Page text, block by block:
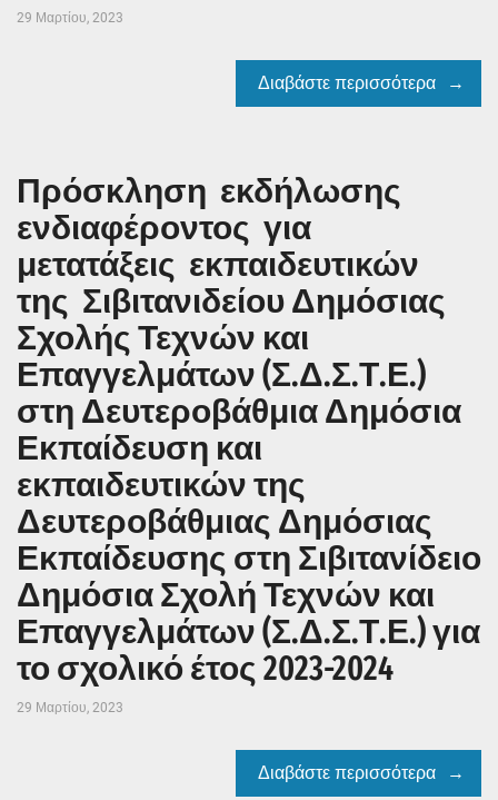
29 Μαρτίου, 2023
Διαβάστε περισσότερα
Πρόσκληση εκδήλωσης
ενδιαφέροντος για
μετατάξεις εκπαιδευτικών
της Σιβιτανιδείου Δημόσιας
Σχολής Τεχνών και
Επαγγελμάτων (Σ.Δ.Σ.Τ.Ε.)
στη Δευτεροβάθμια Δημόσια
Εκπαίδευση και
εκπαιδευτικών της
Δευτεροβάθμιας Δημόσιας
Εκπαίδευσης στη Σιβιτανίδειο
Δημόσια Σχολή Τεχνών και
Επαγγελμάτων (Σ.Δ.Σ.Τ.Ε.) για
το σχολικό έτος 2023-2024
29 Μαρτίου, 2023
Διαβάστε περισσότερα